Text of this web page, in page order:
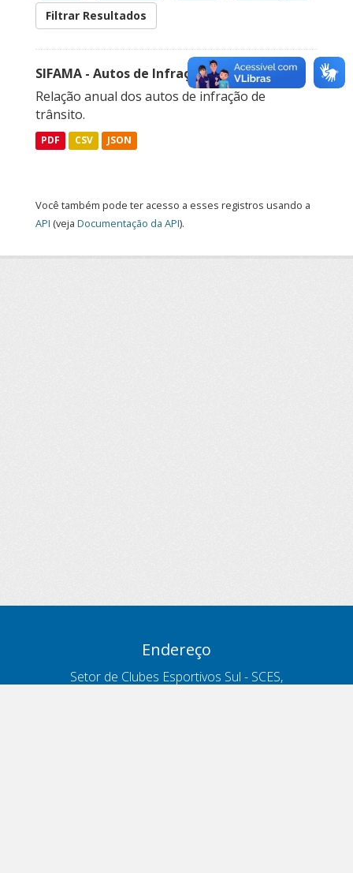
Filtrar Resultados
SIFAMA - Autos de Infração de Trânsito
Relação anual dos autos de infração de
trânsito.
PDF CSV JSON
Você também pode ter acesso a esses registros usando a
API (veja Documentação da API).
Endereço
Setor de Clubes Esportivos Sul - SCES,